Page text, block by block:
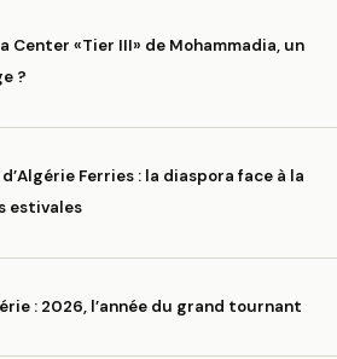
Center «Tier III» de Mohammadia, un
?
Ferries : la diaspora face à la
estivales
: 2026, l’année du grand tournant